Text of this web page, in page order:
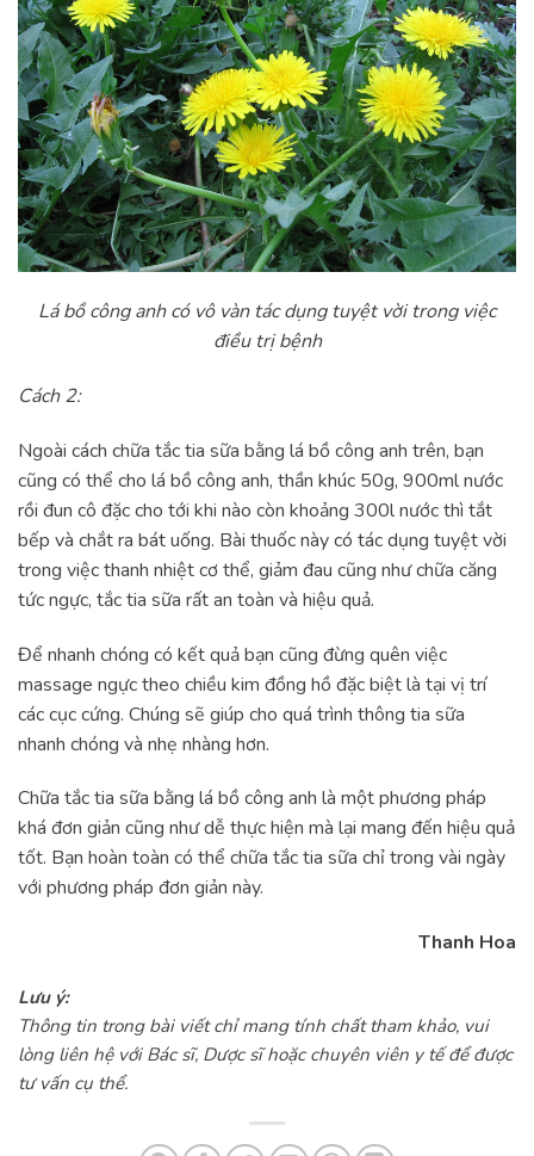
Lá bồ công anh có vô vàn tác dụng tuyệt vời trong việc
điều trị bệnh
Cách 2:
Ngoài cách chữa tắc tia sữa bằng lá bồ công anh trên, bạn
cũng có thể cho lá bồ công anh, thần khúc 50g, 900ml nước
rồi đun cô đặc cho tới khi nào còn khoảng 300l nước thì tắt
bếp và chắt ra bát uống. Bài thuốc này có tác dụng tuyệt vời
trong việc thanh nhiệt cơ thể, giảm đau cũng như chữa căng
tức ngực, tắc tia sữa rất an toàn và hiệu quả.
Để nhanh chóng có kết quả bạn cũng đừng quên việc
massage ngực theo chiều kim đồng hồ đặc biệt là tại vị trí
các cục cứng. Chúng sẽ giúp cho quá trình thông tia sữa
nhanh chóng và nhẹ nhàng hơn.
Chữa tắc tia sữa bằng lá bồ công anh là một phương pháp
khá đơn giản cũng như dễ thực hiện mà lại mang đến hiệu quả
tốt. Bạn hoàn toàn có thể chữa tắc tia sữa chỉ trong vài ngày
với phương pháp đơn giản này.
Thanh Hoa
Lưu ý:
Thông tin trong bài viết chỉ mang tính chất tham khảo, vui
lòng liên hệ với Bác sĩ, Dược sĩ hoặc chuyên viên y tế để được
tư vấn cụ thể.